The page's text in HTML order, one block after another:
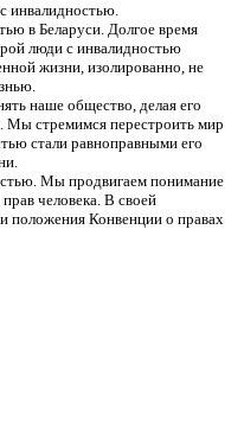
инвалидностью.
в Беларуси. Долгое время
люди с инвалидностью
жизни, изолированно, не
наше общество, делая его
Мы стремимся перестроить мир
стали равноправными его
Мы продвигаем понимание
человека. В своей
положения Конвенции о правах